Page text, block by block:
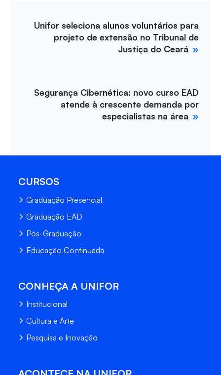
Unifor seleciona alunos voluntários para
projeto de extensão no Tribunal de
Justiça do Ceará
Segurança Cibernética: novo curso EAD
atende à crescente demanda por
especialistas na área
CURSOS
Graduação Presencial
Graduação EAD
Pós-Graduação
Educação Continuada
CONHEÇA A UNIFOR
Institucional
Cultura e Arte
Pesquisa e Inovação